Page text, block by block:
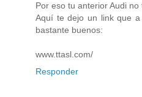
Por eso tu anterior Audi
Aquí te dejo un link que
bastante buenos:
www.ttasl.com/
Responder